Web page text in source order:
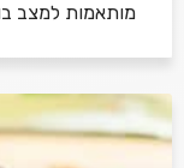
מותאמות למצב